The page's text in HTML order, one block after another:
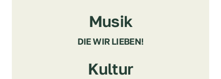
Musik
DIE WIR LIEBEN!
Kultur